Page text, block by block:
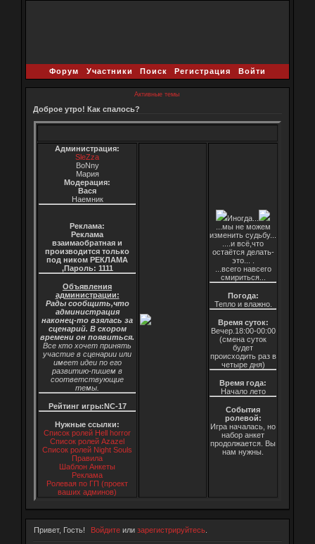
Форум Участники Поиск Регистрация Войти
Активные темы
Доброе утро! Как спалось?
Администрация:
SleZza
BoNny
Мария
Модерация:
Вася
Наемник
Реклама:
Реклама
взаимаобратная и
производится только
под ником РЕКЛАМА
,Пароль: 1111
Объявления
администрации:
Рады сообщить,что
администрация
наконец-то взялась за
сценарий. В скором
времени он появиться.
Все кто хочет принять
участие в сценарии или
имеет идеи по его
развитию-пишем в
соответствующие
темы.
Рейтинг игры:NC-17
Нужные ссылки:
Список ролей Hell horror
Список ролей Azazel
Список ролей Night Souls
Правила
Шаблон Анкеты
Реклама
Ролевая по ГП (проект
ваших админов)
Иногда...
...мы не можем
изменить судьбу...
....и всё,что
остаётся делать-
это... .
...всего навсего
смириться...
Погода:
Тепло и влажно.
Время суток:
Вечер.18:00-00:00
(смена суток
будет
происходить раз в
четыре дня)
Время года:
Начало лето
События
ролевой:
Игра началась, но
набор анкет
продолжается. Вы
нам нужны.
Привет, Гость! Войдите илизарегистрируйтесь